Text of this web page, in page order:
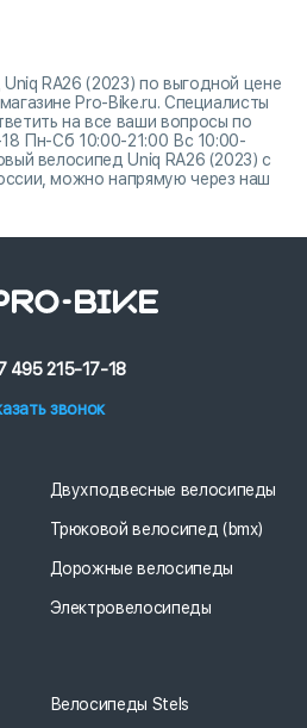
RA26 (2023) по выгодной цене
Pro-Bike.ru. Специалисты
на все ваши вопросы по
Пн-Сб 10:00-21:00 Вс 10:00-
велосипед Uniq RA26 (2023) с
можно напрямую через наш
495 215-17-18
звонок
Двухподвесные велосипеды
Трюковой велосипед (bmx)
Дорожные велосипеды
Электровелосипеды
Велосипеды Stels